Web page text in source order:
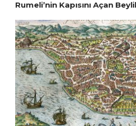
Rumeli’nin Kapısını Açan